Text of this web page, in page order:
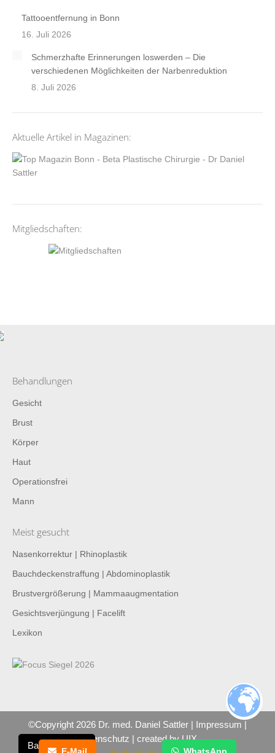
Tattooentfernung in Bonn
16. Juli 2026
Schmerzhafte Erinnerungen loswerden – Die
verschiedenen Möglichkeiten der Narbenreduktion
8. Juli 2026
Aktuelle Artikel in Magazinen:
Mitgliedschaften:
Barrierefreiheit
Behandlungen
Gesicht
Brust
Körper
Haut
Operationsfrei
Mann
Meist gesucht
Nasenkorrektur | Rhinoplastik
Bauchdeckenstraffung | Abdominoplastik
Brustvergrößerung | Mammaaugmentation
Gesichtsverjüngung | Facelift
Lexikon
©Copyright 2026 Dr. med. Daniel Sattler | Impressum |
Datenschutz | created byUIX